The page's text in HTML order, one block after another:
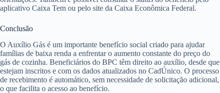
aplicativo Caixa Tem ou pelo site da Caixa Econômica Federal.
Conclusão
O Auxílio Gás é um importante benefício social criado para ajudar
famílias de baixa renda a enfrentar o aumento constante do preço do
gás de cozinha. Beneficiários do BPC têm direito ao auxílio, desde que
estejam inscritos e com os dados atualizados no CadÚnico. O processo
de recebimento é automático, sem necessidade de solicitação adicional,
o que facilita o acesso ao benefício.